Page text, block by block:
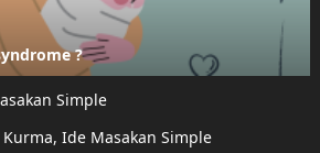
?
Simple
Ide Masakan Simple